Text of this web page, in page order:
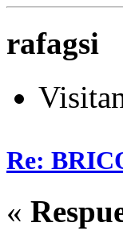
rafagsi
Re:
«